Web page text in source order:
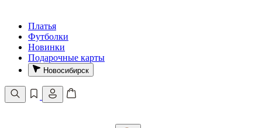
Платья
Футболки
Новинки
Подарочные карты
Новосибирск